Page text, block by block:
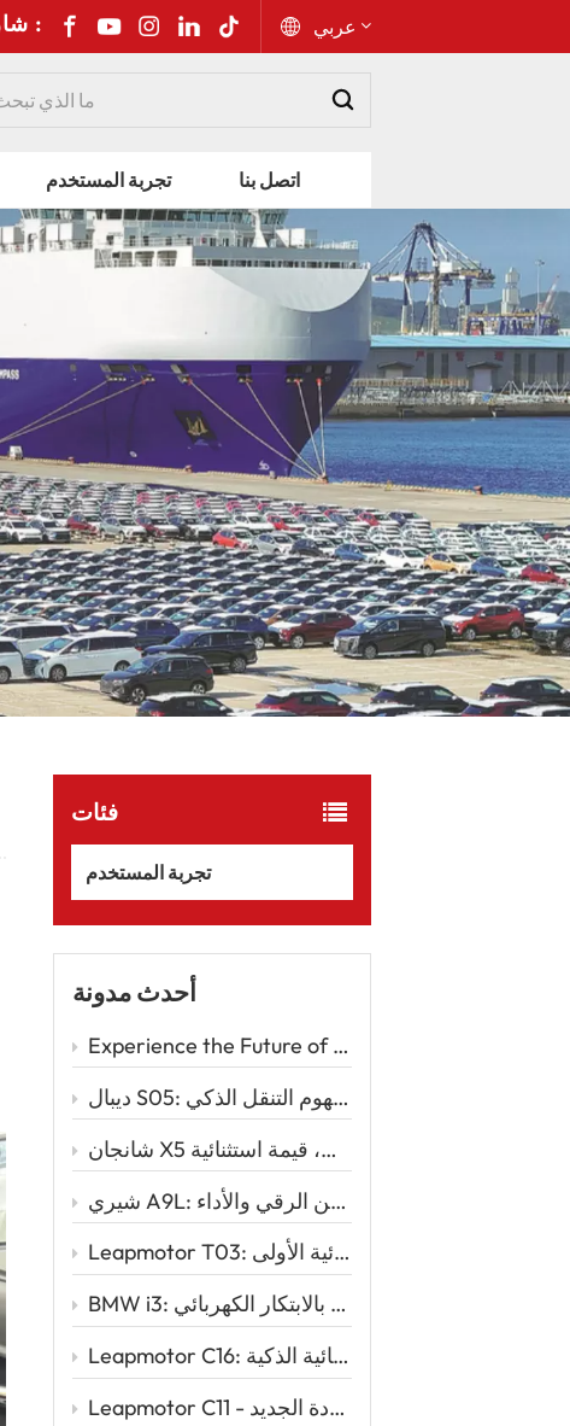
شارك إلى : عربي
Русский
Español
Português
عربي
kiswahili
تجربة المستخدم اتصل بنا
فئات
تجربة المستخدم
أحدث مدونة
Experience the Future of Driving with the Zeekr 001 – A Luxury EV Redefining Performance and Comfort Car
ديبال S05: سيارة الدفع الرباعي الكهربائية الأنيقة التي تُعيد تعريف مفهوم التنقل الذكي
شانجان X5 بلس: تصميم رياضي، أداء قوي، قيمة استثنائية
شيري A9L: المزيج المثالي بين الرقي والأداء
Leapmotor T03: السيارة الكهربائية الذكية للقيادة الكهربائية الأولى
BMW i3: الأناقة الحضرية تلتقي بالابتكار الكهربائي
Leapmotor C16: إعادة تعريف السفر العائلي مع قوة السيارات الكهربائية الذكية
Leapmotor C11 - سيارة رياضية متعددة الاستخدامات كهربائية ذكية لعصر القيادة الجديد